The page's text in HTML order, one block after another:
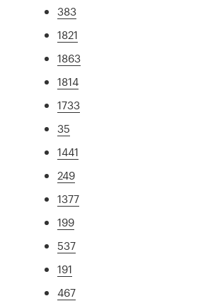
383
1821
1863
1814
1733
35
1441
249
1377
199
537
191
467